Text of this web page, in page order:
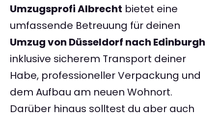
Umzugsprofi Albrecht bietet eine
umfassende Betreuung für deinen
Umzug von Düsseldorf nach Edinburgh
inklusive sicherem Transport deiner
Habe, professioneller Verpackung und
dem Aufbau am neuen Wohnort.
Darüber hinaus solltest du aber auch